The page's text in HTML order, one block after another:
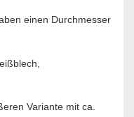
einen Durchmesser
Variante mit ca.